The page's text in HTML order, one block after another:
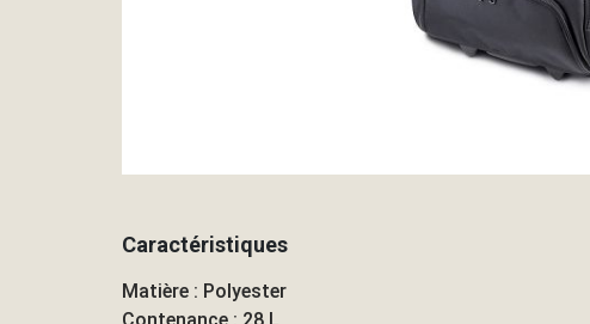
Caractéristiques
Matière : Polyester
Contenance : 28 L